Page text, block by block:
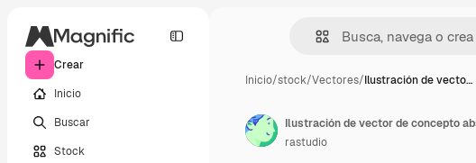
Crear
Inicio
Buscar
Stock
Inicio/stock/Vectores/Ilustración de vecto…
Ilustración de vector de concepto
rastudio